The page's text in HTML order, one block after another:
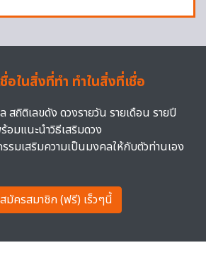
อในสิ่งที่ทำ ทำในสิ่งที่เชื่อ
สถิติเลขดัง ดวงรายวัน รายเดือน รายปี
อมแนะนำวิธีเสริมดวง
รมเสริมความเป็นมงคลให้กับตัวท่านเอง
มัครสมาชิก (ฟรี) เร็วๆนี้